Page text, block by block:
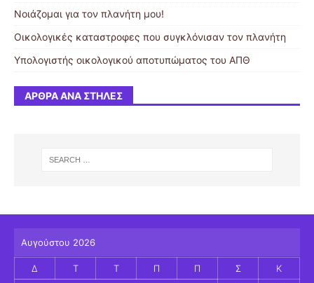
Νοιάζομαι για τον πλανήτη μου!
Οικολογικές καταστροφες που συγκλόνισαν τον πλανήτη
Υπολογιστής οικολογικού αποτυπώματος του ΑΠΘ
ΆΡΘΡΑ ΑΝΆ ΣΤΉΛΕΣ
Αυγούστου 2026
Δ Τ Τ Π Π Σ Κ